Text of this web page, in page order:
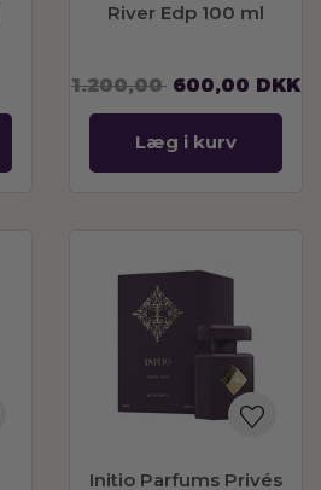
River Edp 100 ml
1.200,00 600,00 DKK
Læg i kurv
Initio Parfums Privés